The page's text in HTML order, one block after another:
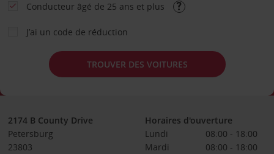
Conducteur âgé de 25 ans et plus
J’ai un code de réduction
TROUVER DES VOITURES
2174 B County Drive
Petersburg
23803
Horaires d'ouverture
Lundi
08:00 - 18:00
Mardi
08:00 - 18:00